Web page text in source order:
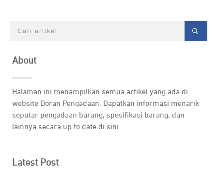
About
Halaman ini menampilkan semua artikel yang ada di
website Doran Pengadaan. Dapatkan informasi menarik
seputar pengadaan barang, spesifikasi barang, dan
lainnya secara up to date di sini.
Latest Post